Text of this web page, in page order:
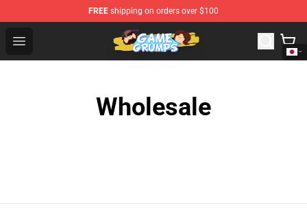
FREE shipping on orders over $100
Open menu
Game Grumps Shop - Official Game Grumps
Wholesale